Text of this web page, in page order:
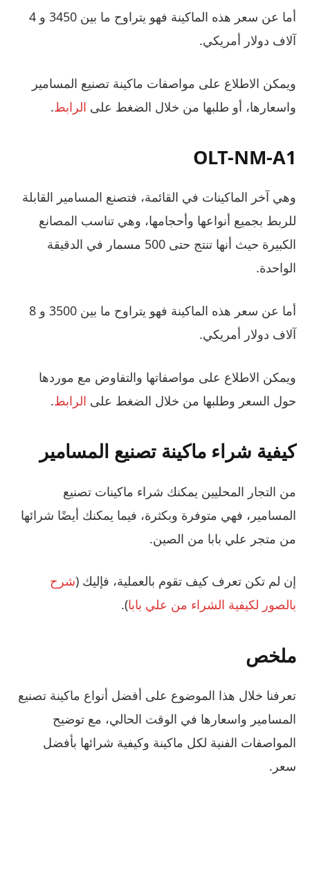
أما عن سعر هذه الماكينة فهو يتراوح ما بين 3450 و 4
آلاف دولار أمريكي.
ويمكن الاطلاع على مواصفات ماكينة تصنيع المسامير
واسعارها، أو طلبها من خلال الضغط على الرابط.
OLT-NM-A1
وهي آخر الماكينات في القائمة، فتصنع المسامير القابلة
للربط بجميع أنواعها وأحجامها، وهي تناسب المصانع
الكبيرة حيث أنها تنتج حتى 500 مسمار في الدقيقة
الواحدة.
أما عن سعر هذه الماكينة فهو يتراوح ما بين 3500 و 8
آلاف دولار أمريكي.
ويمكن الاطلاع على مواصفاتها والتفاوض مع موردها
حول السعر وطلبها من خلال الضغط على الرابط.
كيفية شراء ماكينة تصنيع المسامير
من التجار المحليين يمكنك شراء ماكينات تصنيع
المسامير، فهي متوفرة وبكثرة، فيما يمكنك أيضًا شرائها
من متجر علي بابا من الصين.
إن لم تكن تعرف كيف تقوم بالعملية، فإليك (شرح
بالصور لكيفية الشراء من علي بابا).
ملخص
تعرفنا خلال هذا الموضوع على أفضل أنواع ماكينة تصنيع
المسامير واسعارها في الوقت الحالي، مع توضيح
المواصفات الفنية لكل ماكينة وكيفية شرائها بأفضل
سعر.